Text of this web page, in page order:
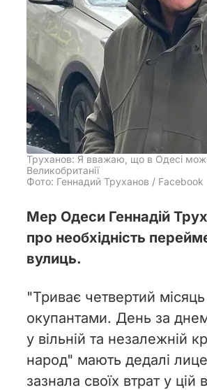
Труханов: Я вважаю, що в Одесі
Великобританії
Фото: Геннадий Труханов / Facebook
Мер Одеси Геннадій
про необхідність
вулиць.
"Триває четвертий
окупантами. День за
у вільній та незалежній
народ" мають дедалі
зазнала своїх втрат у